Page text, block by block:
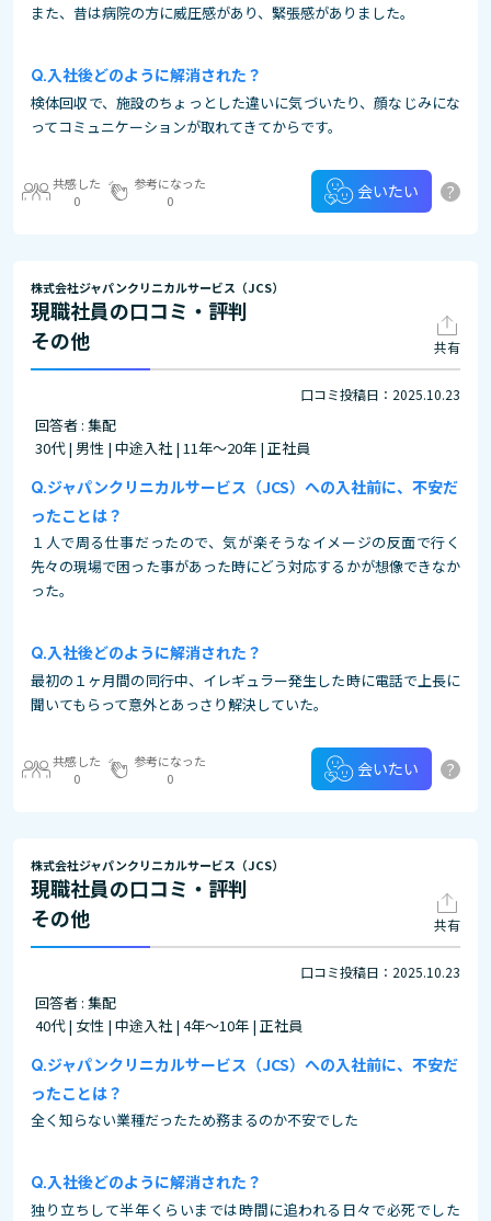
また、昔は病院の方に威圧感があり、緊張感がありました。
入社後どのように解消された？
検体回収で、施設のちょっとした違いに気づいたり、顔なじみにな
ってコミュニケーションが取れてきてからです。
共感した
0
参考になった
0
会いたい ?
株式会社ジャパンクリニカルサービス（JCS）
現職社員の口コミ・評判
その他
共有
口コミ投稿日：2025.10.23
回答者 : 集配
30代 | 男性 | 中途入社 | 11年～20年 | 正社員
ジャパンクリニカルサービス（JCS）への入社前に、不安だ
ったことは？
１人で周る仕事だったので、気が楽そうなイメージの反面で行く
先々の現場で困った事があった時にどう対応するかが想像できなか
った。
入社後どのように解消された？
最初の１ヶ月間の同行中、イレギュラー発生した時に電話で上長に
聞いてもらって意外とあっさり解決していた。
共感した
0
参考になった
0
会いたい ?
株式会社ジャパンクリニカルサービス（JCS）
現職社員の口コミ・評判
その他
共有
口コミ投稿日：2025.10.23
回答者 : 集配
40代 | 女性 | 中途入社 | 4年～10年 | 正社員
ジャパンクリニカルサービス（JCS）への入社前に、不安だ
ったことは？
全く知らない業種だったため務まるのか不安でした
入社後どのように解消された？
独り立ちして半年くらいまでは時間に追われる日々で必死でした